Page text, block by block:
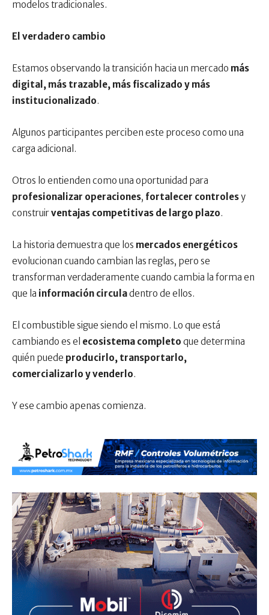
modelos tradicionales.
El verdadero cambio
Estamos observando la transición hacia un mercado más
digital, más trazable, más fiscalizado y más
institucionalizado.
Algunos participantes perciben este proceso como una
carga adicional.
Otros lo entienden como una oportunidad para
profesionalizar operaciones, fortalecer controlesy
construirventajas competitivas de largo plazo.
La historia demuestra que los mercados energéticos
evolucionan cuando cambian las reglas, pero se
transforman verdaderamente cuando cambia la forma en
que la información circuladentro de ellos.
El combustible sigue siendo el mismo. Lo que está
cambiando es el ecosistema completo que determina
quién puede producirlo, transportarlo,
comercializarlo y venderlo.
Y ese cambio apenas comienza.